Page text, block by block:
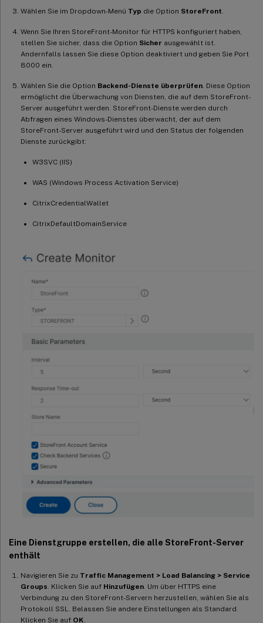
Wählen Sie im Dropdown-Menü Typ die Option StoreFront
Wenn Sie Ihren StoreFront-Monitor für HTTPS konfiguriert haben,
stellen Sie sicher, dass die Option Sicher ausgewählt ist.
Andernfalls lassen Sie diese Option deaktiviert und geben Sie Port
8000 ein.
Wählen Sie die Option Backend-Dienste überprüfen . Diese Option
ermöglicht die Überwachung von Diensten, die auf dem StoreFront-
Server ausgeführt werden. StoreFront-Dienste werden durch
Abfragen eines Windows-Dienstes überwacht, der auf dem
StoreFront-Server ausgeführt wird und den Status der folgenden
Dienste zurückgibt:
W3SVC (IIS)
WAS (Windows Process Activation Service)
CitrixCredentialWallet
CitrixDefaultDomainService
Eine Dienstgruppe erstellen, die alle StoreFront-Server
enthält
Navigieren Sie zu Traffic Management > Load Balancing > Service
Groups. Klicken Sie auf Hinzufügen. Um über HTTPS eine
Verbindung zu den StoreFront-Servern herzustellen, wählen Sie als
Protokoll SSL. Belassen Sie andere Einstellungen als Standard.
Klicken Sie auf OK.